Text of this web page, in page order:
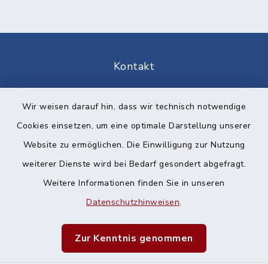
Wir weisen darauf hin, dass wir technisch notwendige
Cookies einsetzen, um eine optimale Darstellung unserer
Website zu ermöglichen. Die Einwilligung zur Nutzung
weiterer Dienste wird bei Bedarf gesondert abgefragt.
Weitere Informationen finden Sie in unseren
Datenschutzhinweisen.
Zur Kenntnis genommen
Kontakt
Datenschutz
Impressum
Sitemap
Cookie-Einstellungen